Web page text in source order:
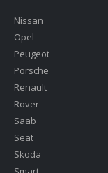
Nissan
Opel
Peugeot
Porsche
Renault
Rover
Saab
Seat
Skoda